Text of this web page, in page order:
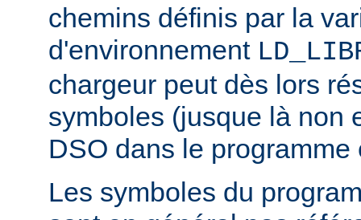
chemins définis par la
d'environnement
chargeur peut dès lors
symboles (jusque là non
DSO dans le programme
Les symboles du